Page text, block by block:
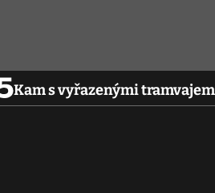
Kam s vyřazenými